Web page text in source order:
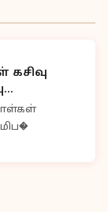
கசிவு